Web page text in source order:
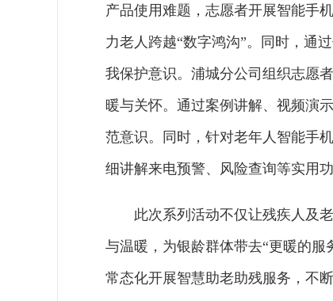
产品使用难题，志愿者开展智能手
力老人跨越“数字鸿沟”。同时，通
我保护意识。浦城分公司组织志愿
暖与关怀。通过案例讲解、视频演
范意识。同时，针对老年人智能手
细讲解来电预警、风险查询等实用
此次系列活动不仅让残疾人及
与温暖，为银龄群体带去“更暖的服
常态化开展智慧助老助残服务，不